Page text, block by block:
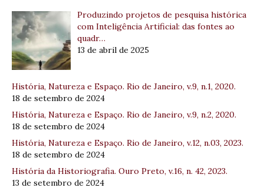
Produzindo projetos de pesquisa histórica
com Inteligência Artificial: das fontes ao
quadr…
13 de abril de 2025
História, Natureza e Espaço. Rio de Janeiro, v.9, n.1, 2020.
18 de setembro de 2024
História, Natureza e Espaço. Rio de Janeiro, v.9, n.2, 2020.
18 de setembro de 2024
História, Natureza e Espaço. Rio de Janeiro, v.12, n.03, 2023.
18 de setembro de 2024
História da Historiografia. Ouro Preto, v.16, n. 42, 2023.
13 de setembro de 2024